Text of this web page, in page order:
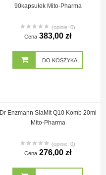
90kapsułek Mito-Pharma
(opinie: 0)
Cena 383,00 zł
DO KOSZYKA
Dr Enzmann SiaMit Q10 Komb 20ml
Mito-Pharma
(opinie: 0)
Cena 276,00 zł